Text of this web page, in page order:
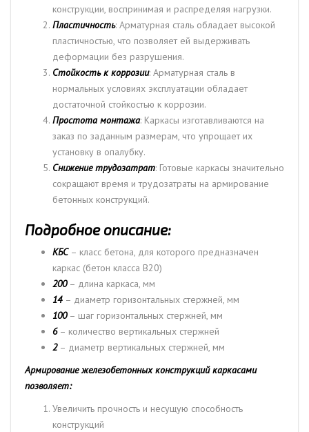
конструкции, воспринимая и распределяя нагрузки.
Пластичность: Арматурная сталь обладает высокой
пластичностью, что позволяет ей выдерживать
деформации без разрушения.
Стойкость к коррозии: Арматурная сталь в
нормальных условиях эксплуатации обладает
достаточной стойкостью к коррозии.
Простота монтажа: Каркасы изготавливаются на
заказ по заданным размерам, что упрощает их
установку в опалубку.
Снижение трудозатрат: Готовые каркасы значительно
сокращают время и трудозатраты на армирование
бетонных конструкций.
Подробное описание:
КБС– класс бетона, для которого предназначен
каркас (бетон класса B20)
200– длина каркаса, мм
14 – диаметр горизонтальных стержней, мм
100– шаг горизонтальных стержней, мм
6– количество вертикальных стержней
2– диаметр вертикальных стержней, мм
Армирование железобетонных конструкций каркасами
позволяет:
Увеличить прочность и несущую способность
конструкций